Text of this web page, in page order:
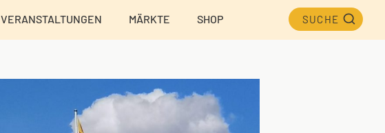
VERANSTALTUNGEN MÄRKTE SHOP SUCHE